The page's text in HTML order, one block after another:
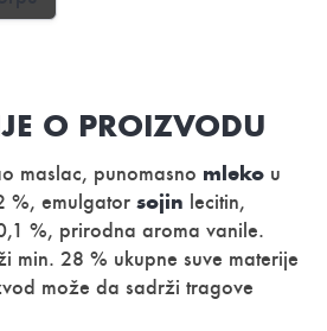
O PROIZVODU
maslac, punomasno mleko u
%, emulgator sojin lecitin,
%, prirodna aroma vanile.
min. 28 % ukupne suve materije
može da sadrži tragove